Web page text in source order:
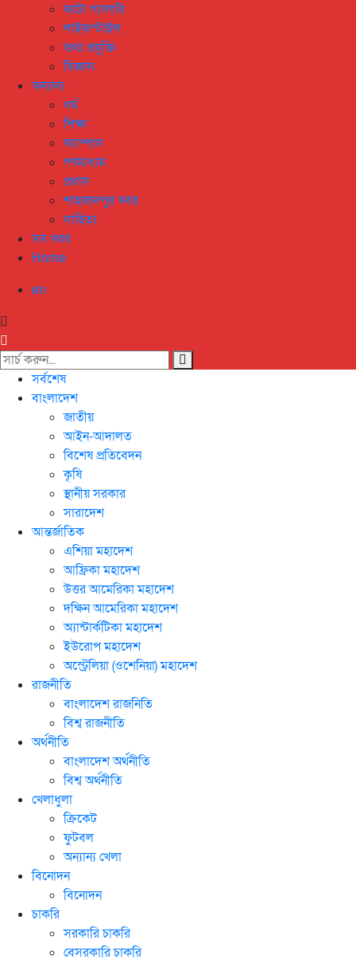
ফটো গ্যালারি
লাইফস্টাইল
তথ্য প্রযুক্তি
বিজ্ঞান
অন্যান্য
ধর্ম
শিক্ষা
ক্যাম্পাস
গণমাধ্যম
প্রবাস
শাহজাদপুর খবর
সাহিত্য
সব খবর
Home
en
সর্বশেষ
বাংলাদেশ
জাতীয়
আইন-আদালত
বিশেষ প্রতিবেদন
কৃষি
স্থানীয় সরকার
সারাদেশ
আন্তর্জাতিক
এশিয়া মহাদেশ
আফ্রিকা মহাদেশ
উত্তর আমেরিকা মহাদেশ
দক্ষিন আমেরিকা মহাদেশ
অ্যান্টার্কটিকা মহাদেশ
ইউরোপ মহাদেশ
অস্ট্রেলিয়া (ওশেনিয়া) মহাদেশ
রাজনীতি
বাংলাদেশ রাজনিতি
বিশ্ব রাজনীতি
অর্থনীতি
বাংলাদেশ অর্থনীতি
বিশ্ব অর্থনীতি
খেলাধুলা
ক্রিকেট
ফুটবল
অন্যান্য খেলা
বিনোদন
বিনোদন
চাকরি
সরকারি চাকরি
বেসরকারি চাকরি